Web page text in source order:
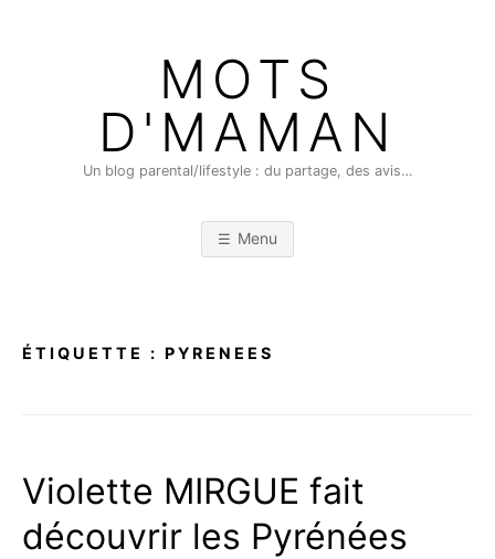
MOTS
D'MAMAN
Un blog parental/lifestyle : du partage, des avis…
Menu
ÉTIQUETTE : PYRENEES
Violette MIRGUE fait
découvrir les Pyrénées